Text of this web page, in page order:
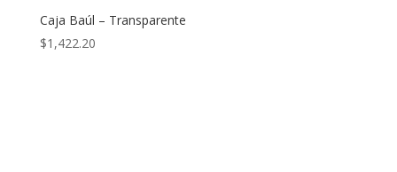
Caja Baúl – Transparente
$1,422.20